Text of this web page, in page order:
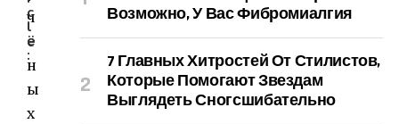
ч
ё
н
ы
х
c
l
e
:
Возможно, У Вас Фибромиалгия
7 Главных Хитростей От Стилистов,
Которые Помогают Звездам
Выглядеть Сногсшибательно